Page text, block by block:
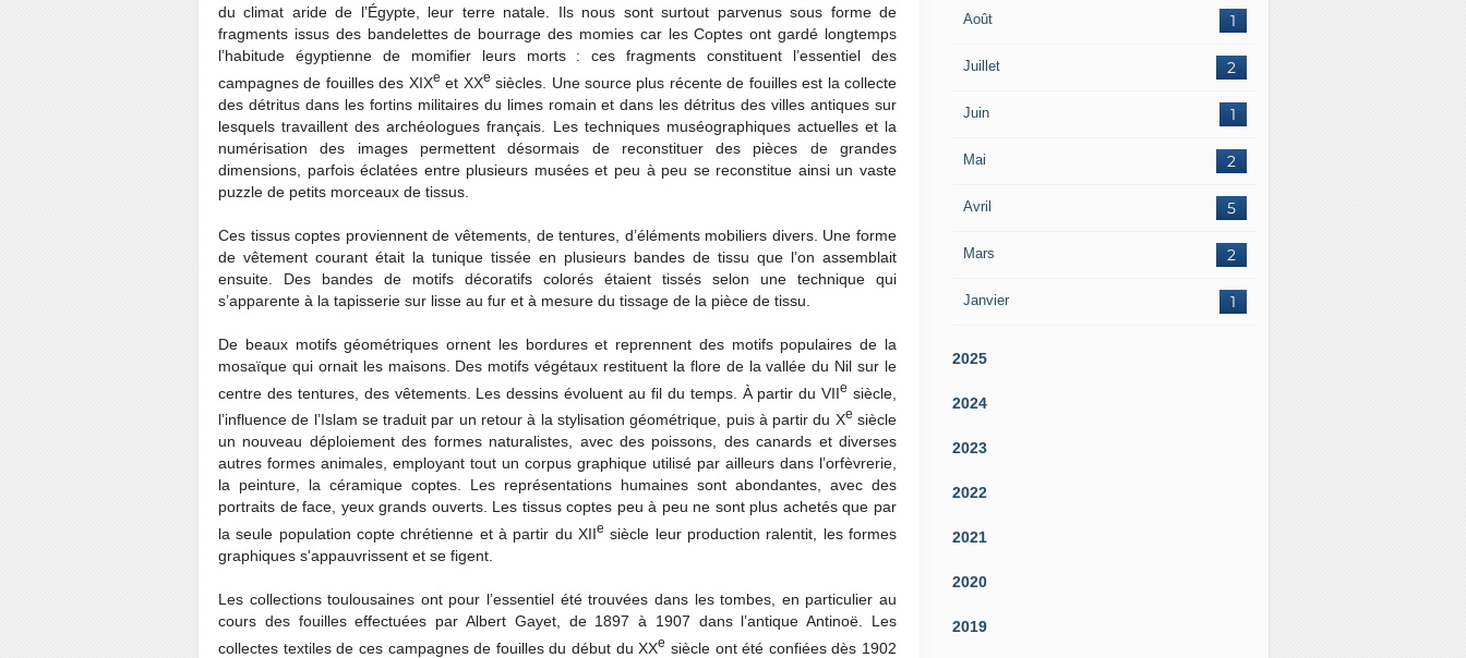
du climat aride de l’Égypte, leur terre natale. Ils nous sont surtout parvenus sous forme de
fragments issus des bandelettes de bourrage des momies car les Coptes ont gardé longtemps
l’habitude égyptienne de momifier leurs morts : ces fragments constituent l’essentiel des
campagnes de fouilles des XIXe et XXe siècles. Une source plus récente de fouilles est la collecte
des détritus dans les fortins militaires du limes romain et dans les détritus des villes antiques sur
lesquels travaillent des archéologues français. Les techniques muséographiques actuelles et la
numérisation des images permettent désormais de reconstituer des pièces de grandes
dimensions, parfois éclatées entre plusieurs musées et peu à peu se reconstitue ainsi un vaste
puzzle de petits morceaux de tissus.
Ces tissus coptes proviennent de vêtements, de tentures, d’éléments mobiliers divers. Une forme
de vêtement courant était la tunique tissée en plusieurs bandes de tissu que l’on assemblait
ensuite. Des bandes de motifs décoratifs colorés étaient tissés selon une technique qui
s’apparente à la tapisserie sur lisse au fur et à mesure du tissage de la pièce de tissu.
De beaux motifs géométriques ornent les bordures et reprennent des motifs populaires de la
mosaïque qui ornait les maisons. Des motifs végétaux restituent la flore de la vallée du Nil sur le
centre des tentures, des vêtements. Les dessins évoluent au fil du temps. À partir du VIIe siècle,
l’influence de l’Islam se traduit par un retour à la stylisation géométrique, puis à partir du Xe siècle
un nouveau déploiement des formes naturalistes, avec des poissons, des canards et diverses
autres formes animales, employant tout un corpus graphique utilisé par ailleurs dans l’orfèvrerie,
la peinture, la céramique coptes. Les représentations humaines sont abondantes, avec des
portraits de face, yeux grands ouverts. Les tissus coptes peu à peu ne sont plus achetés que par
la seule population copte chrétienne et à partir du XIIe siècle leur production ralentit, les formes
graphiques s'appauvrissent et se figent.
Les collections toulousaines ont pour l’essentiel été trouvées dans les tombes, en particulier au
cours des fouilles effectuées par Albert Gayet, de 1897 à 1907 dans l’antique Antinoë. Les
collectes textiles de ces campagnes de fouilles du début du XXe siècle ont été confiées dès 1902
Août 1
Juillet 2
Juin 1
Mai 2
Avril 5
Mars 2
Janvier 1
2025
2024
2023
2022
2021
2020
2019